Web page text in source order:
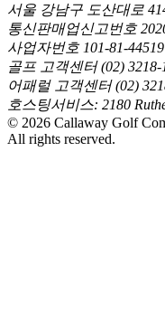
서울 강남구 도산대로
통신판매업신고번호
사업자번호 101-81-44519
골프 고객센터 (02) 3218-
어패럴 고객센터 (02)
호스팅서비스: 2180
© 2026 Callaway Golf
All rights reserved.